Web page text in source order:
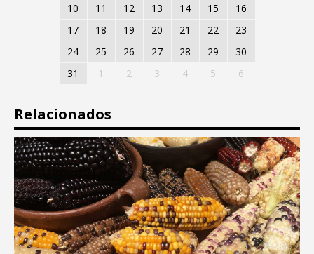
10
11 12 13 14 15
16
17
18 19 20 21 22
23
24
25 26 27 28 29
30
31
1 2 3 4 5 6
Relacionados